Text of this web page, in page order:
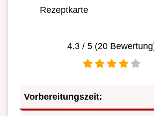
Rezeptkarte
4.3 / 5 (20
Vorbereitungszeit: